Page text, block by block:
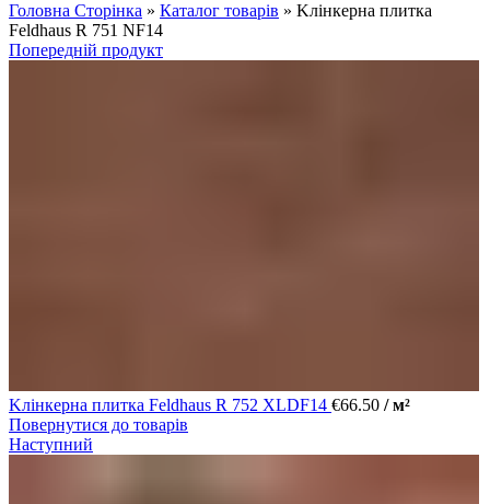
Головна Сторінка » Каталог товарів » Kлінкерна плитка
Feldhaus R 751 NF14
Попередній продукт
Kлінкерна плитка Feldhaus R 752 XLDF14 €66.50 / м²
Повернутися до товарів
Наступний